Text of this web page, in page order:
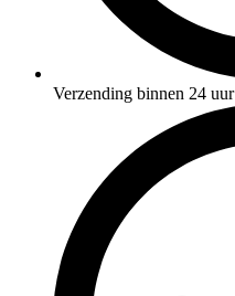
Verzending binnen 24 uur